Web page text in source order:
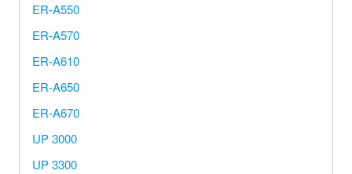
ER-A550
ER-A570
ER-A610
ER-A650
ER-A670
UP 3000
UP 3300